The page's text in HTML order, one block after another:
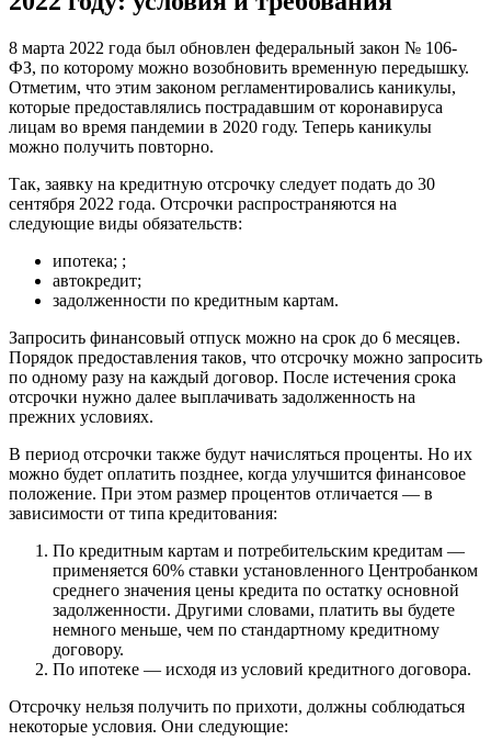
8 марта 2022 года был обновлен федеральный закон № 106-
ФЗ, по которому можно возобновить временную передышку.
Отметим, что этим законом регламентировались каникулы,
которые предоставлялись пострадавшим от коронавируса
лицам во время пандемии в 2020 году. Теперь каникулы
можно получить повторно.
Так, заявку на кредитную отсрочку следует подать до 30
сентября 2022 года. Отсрочки распространяются на
следующие виды обязательств:
ипотека; ;
автокредит;
задолженности по кредитным картам.
Запросить финансовый отпуск можно на срок до 6 месяцев.
Порядок предоставления таков, что отсрочку можно запросить
по одному разу на каждый договор. После истечения срока
отсрочки нужно далее выплачивать задолженность на
прежних условиях.
В период отсрочки также будут начисляться проценты. Но их
можно будет оплатить позднее, когда улучшится финансовое
положение. При этом размер процентов отличается — в
зависимости от типа кредитования:
По кредитным картам и потребительским кредитам —
применяется 60% ставки установленного Центробанком
среднего значения цены кредита по остатку основной
задолженности. Другими словами, платить вы будете
немного меньше, чем по стандартному кредитному
договору.
По ипотеке — исходя из условий кредитного договора.
Отсрочку нельзя получить по прихоти, должны соблюдаться
некоторые условия. Они следующие: